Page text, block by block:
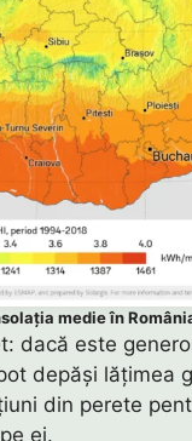
medie în
dacă este
depăși lățimea
din perete
ei.